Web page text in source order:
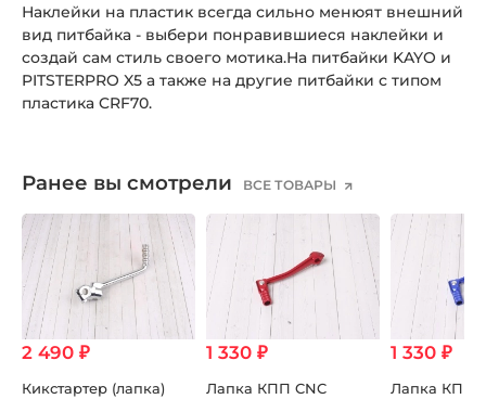
Наклейки на пластик всегда сильно менюят внешний
вид питбайка - выбери понравившиеся наклейки и
создай сам стиль своего мотика.На питбайки KAYO и
PITSTERPRO X5 а также на другие питбайки с типом
пластика CRF70.
Ранее вы смотрели ВСЕ ТОВАРЫ
2 490 ₽
Кикстартер (лапка)
1 330 ₽
Лапка КПП CNC
1 330 ₽
Лапка КПП